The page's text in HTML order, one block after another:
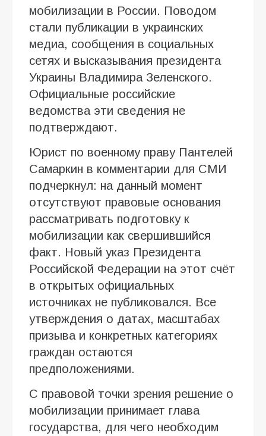
мобилизации в России. Поводом
стали публикации в украинских
медиа, сообщения в социальных
сетях и высказывания президента
Украины Владимира Зеленского.
Официальные российские
ведомства эти сведения не
подтверждают.
Юрист по военному праву Пантелей
Самаркин в комментарии для СМИ
подчеркнул: на данный момент
отсутствуют правовые основания
рассматривать подготовку к
мобилизации как свершившийся
факт. Новый указ Президента
Российской Федерации на этот счёт
в открытых официальных
источниках не публиковался. Все
утверждения о датах, масштабах
призыва и конкретных категориях
граждан остаются
предположениями.
С правовой точки зрения решение о
мобилизации принимает глава
государства, для чего необходим